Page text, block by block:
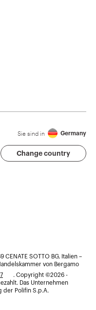
Sie sind in Germany
Change country
CENATE SOTTO BG, Italien –
von Bergamo
. Copyright ©2026 -
Das Unternehmen
der Polifin S.p.A.